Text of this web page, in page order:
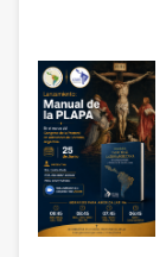
las